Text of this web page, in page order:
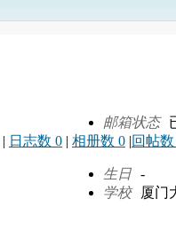
邮箱状态
| 日志数 0 | 相册数 0 |回帖
生日 -
学校 厦门